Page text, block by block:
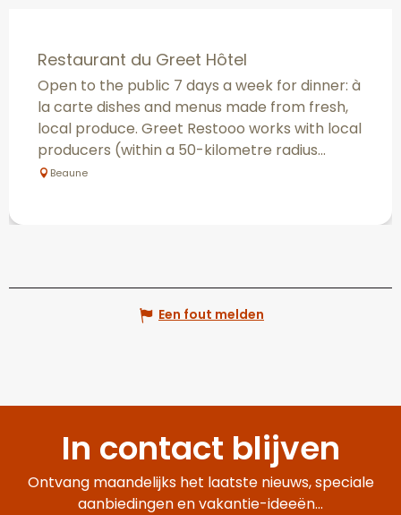
Restaurant du Greet Hôtel
Open to the public 7 days a week for dinner: à
la carte dishes and menus made from fresh,
local produce. Greet Restooo works with local
producers (within a 50-kilometre radius...
Beaune
Een fout melden
In contact blijven
Ontvang maandelijks het laatste nieuws, speciale
aanbiedingen en vakantie-ideeën...